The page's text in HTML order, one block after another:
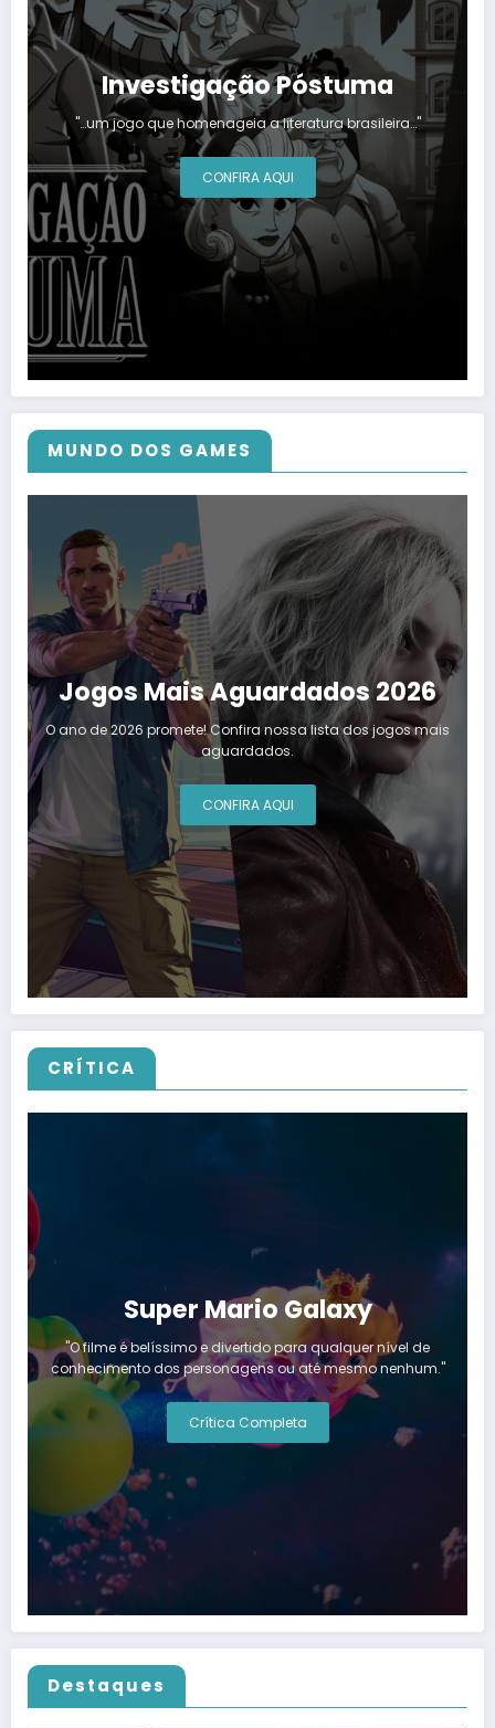
Investigação Póstuma
"…um jogo que homenageia a literatura brasileira…"
CONFIRA AQUI
MUNDO DOS GAMES
Jogos Mais Aguardados 2026
O ano de 2026 promete! Confira nossa lista dos jogos mais
aguardados.
CONFIRA AQUI
CRÍTICA
Super Mario Galaxy
"O filme é belíssimo e divertido para qualquer nível de
conhecimento dos personagens ou até mesmo nenhum."
Crítica Completa
Destaques